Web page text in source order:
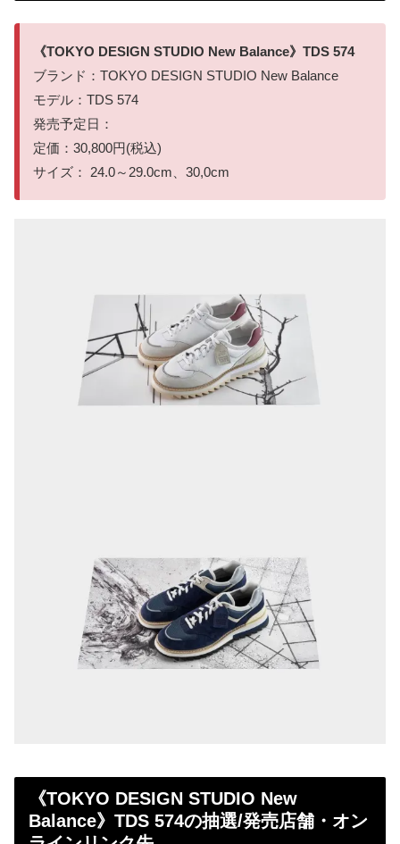
《TOKYO DESIGN STUDIO New Balance》TDS 574
ブランド：TOKYO DESIGN STUDIO New Balance
モデル：TDS 574
発売予定日：
定価：30,800円(税込)
サイズ： 24.0～29.0cm、30,0cm
《TOKYO DESIGN STUDIO New
Balance》TDS 574の抽選/発売店舗・オン